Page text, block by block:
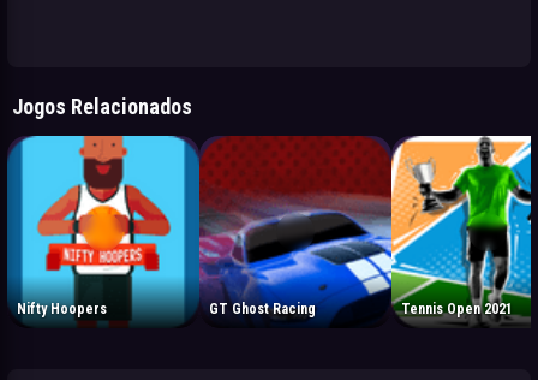
Jogos Relacionados
Nifty Hoopers GT Ghost Racing Tennis Open 2021